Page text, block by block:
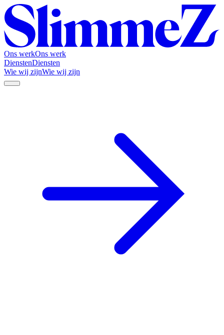
Ons werkOns werk
DienstenDiensten
Wie wij zijnWie wij zijn